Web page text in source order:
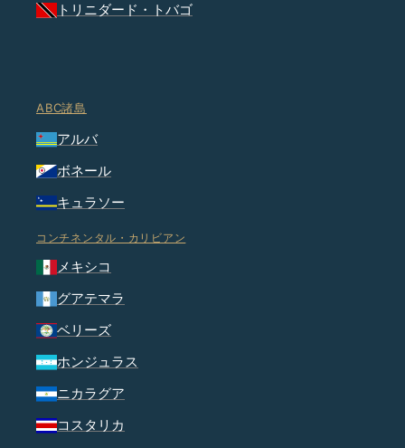
トリニダード・トバゴ
ABC諸島
アルバ
ボネール
キュラソー
コンチネンタル・カリビアン
メキシコ
グアテマラ
ベリーズ
ホンジュラス
ニカラグア
コスタリカ